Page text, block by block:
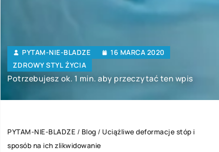
PYTAM-NIE-BLADZE
16 MARCA 2020
ZDROWY STYL ŻYCIA
Potrzebujesz ok. 1 min. aby przeczytać ten wpis
PYTAM-NIE-BLADZE / Blog / Uciążliwe deformacje stóp i
sposób na ich zlikwidowanie